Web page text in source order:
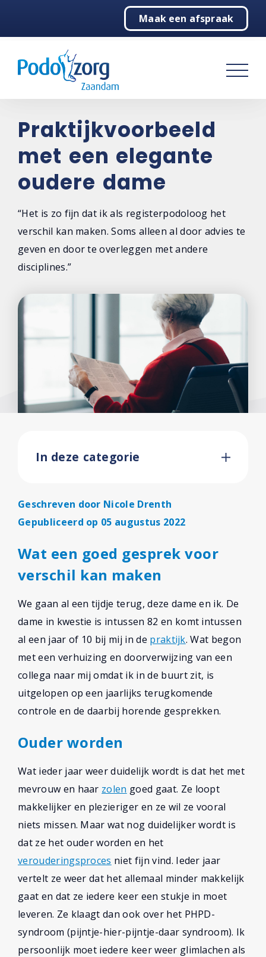
Maak een afspraak
Pijnlijke voeten
Behandelingen
Over ons
Contact
Praktijkvoorbeeld
met een elegante
oudere dame
“Het is zo fijn dat ik als registerpodoloog het
verschil kan maken. Soms alleen al door advies te
geven en door te overleggen met andere
disciplines.”
In deze categorie
Geschreven door Nicole Drenth
Gepubliceerd op 05 augustus 2022
Wat een goed gesprek voor
verschil kan maken
We gaan al een tijdje terug, deze dame en ik. De
dame in kwestie is intussen 82 en komt intussen
al een jaar of 10 bij mij in de praktijk. Wat begon
met een verhuizing en doorverwijzing van een
collega naar mij omdat ik in de buurt zit, is
uitgelopen op een jaarlijks terugkomende
controle en de daarbij horende gesprekken.
Ouder worden
Wat ieder jaar weer duidelijk wordt is dat het met
mevrouw en haar zolen goed gaat. Ze loopt
makkelijker en plezieriger en ze wil ze vooral
niets missen. Maar wat nog duidelijker wordt is
dat ze het ouder worden en het
verouderingsproces niet fijn vind. Ieder jaar
vertelt ze weer dat het allemaal minder makkelijk
gaat en dat ze iedere keer een stukje in moet
leveren. Ze klaagt dan ook over het PHPD-
syndroom (pijntje-hier-pijntje-daar syndroom). Ik
persoonlijk moet iedere keer weer glimlachen als